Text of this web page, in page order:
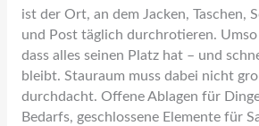
ist der Ort, an dem Jacken, Taschen,
und Post täglich durchrotieren.
dass alles seinen Platz hat – und
bleibt. Stauraum muss dabei nicht
durchdacht. Offene Ablagen für
Bedarfs, geschlossene Elemente für